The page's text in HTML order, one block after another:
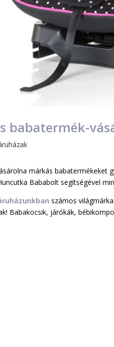
babatermék-
márkás babatermékeket
Bababolt segítségével
számos
Babakocsik, járókák,